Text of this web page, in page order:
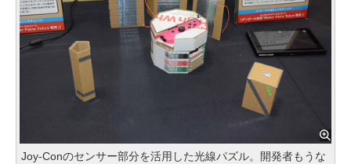
Joy-Conのセンサー部分を活用した光線パズル。開発者もうな